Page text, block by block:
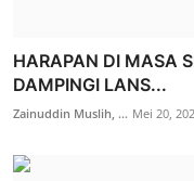
HARAPAN DI MASA
DAMPINGI LANS...
Zainuddin Muslih, ... Mei 20,